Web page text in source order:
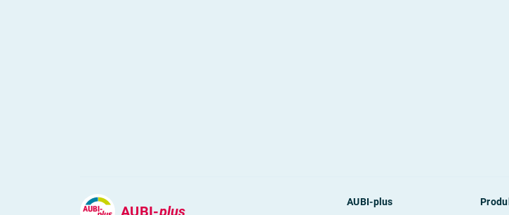
AUBI-plus
AUBI-plus